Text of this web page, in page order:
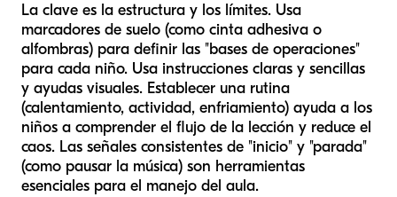
La clave es la estructura y los límites. Usa
marcadores de suelo (como cinta adhesiva o
alfombras) para definir las "bases de operaciones"
para cada niño. Usa instrucciones claras y sencillas
y ayudas visuales. Establecer una rutina
(calentamiento, actividad, enfriamiento) ayuda a los
niños a comprender el flujo de la lección y reduce el
caos. Las señales consistentes de "inicio" y "parada"
(como pausar la música) son herramientas
esenciales para el manejo del aula.